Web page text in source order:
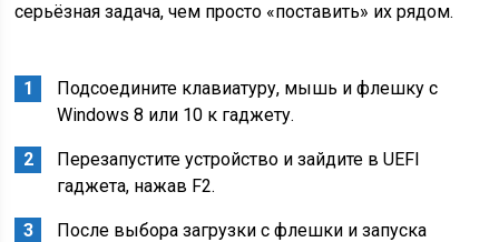
серьёзная задача, чем просто «поставить» их рядом.
Подсоедините клавиатуру, мышь и флешку с
Windows 8 или 10 к гаджету.
Перезапустите устройство и зайдите в UEFI
гаджета, нажав F2.
После выбора загрузки с флешки и запуска